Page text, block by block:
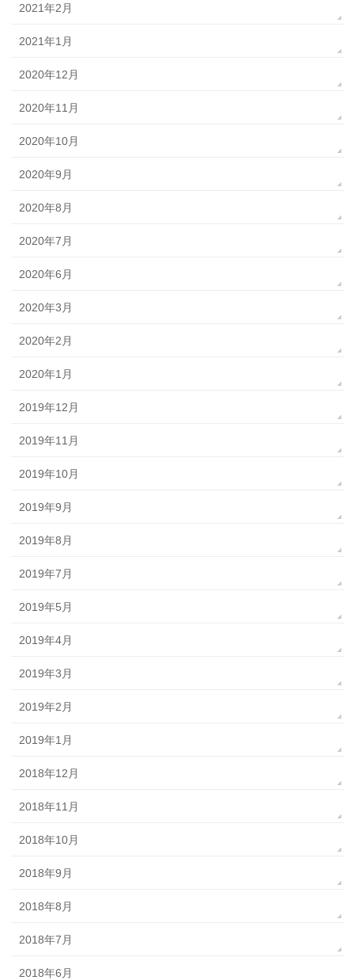
2021年2月
2021年1月
2020年12月
2020年11月
2020年10月
2020年9月
2020年8月
2020年7月
2020年6月
2020年3月
2020年2月
2020年1月
2019年12月
2019年11月
2019年10月
2019年9月
2019年8月
2019年7月
2019年5月
2019年4月
2019年3月
2019年2月
2019年1月
2018年12月
2018年11月
2018年10月
2018年9月
2018年8月
2018年7月
2018年6月